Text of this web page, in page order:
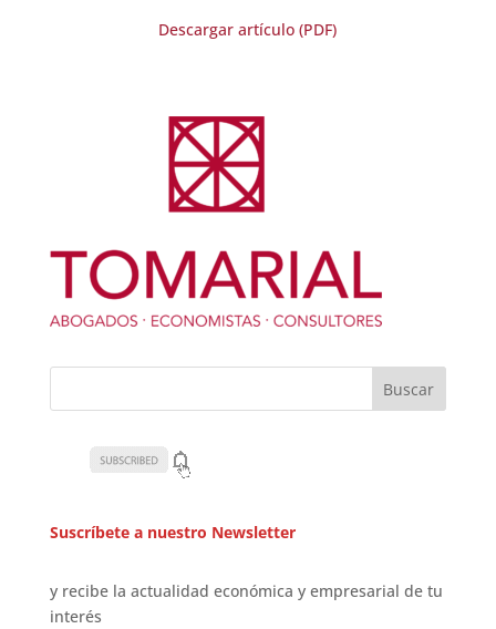
Descargar artículo (PDF)
Suscríbete a nuestro Newsletter
y recibe la actualidad económica y empresarial de tu
interés